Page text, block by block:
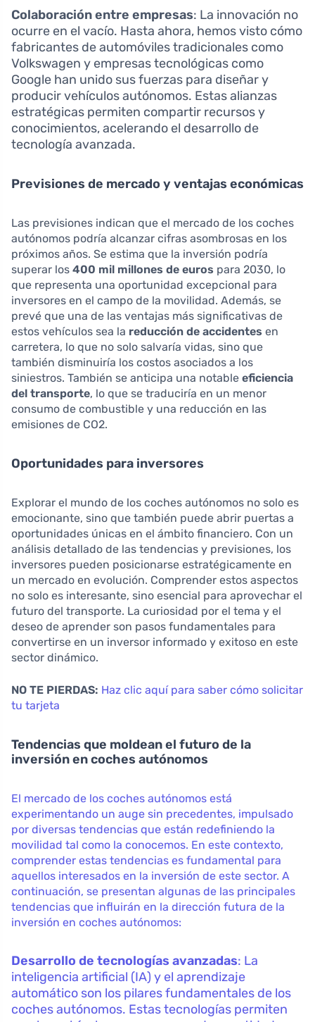
Colaboración entre empresas: La innovación no
ocurre en el vacío. Hasta ahora, hemos visto cómo
fabricantes de automóviles tradicionales como
Volkswagen y empresas tecnológicas como
Google han unido sus fuerzas para diseñar y
producir vehículos autónomos. Estas alianzas
estratégicas permiten compartir recursos y
conocimientos, acelerando el desarrollo de
tecnología avanzada.
Previsiones de mercado y ventajas económicas
Las previsiones indican que el mercado de los coches
autónomos podría alcanzar cifras asombrosas en los
próximos años. Se estima que la inversión podría
superar los 400 mil millones de euros para 2030, lo
que representa una oportunidad excepcional para
inversores en el campo de la movilidad. Además, se
prevé que una de las ventajas más significativas de
estos vehículos sea la reducción de accidentes en
carretera, lo que no solo salvaría vidas, sino que
también disminuiría los costos asociados a los
siniestros. También se anticipa una notable eficiencia
del transporte, lo que se traduciría en un menor
consumo de combustible y una reducción en las
emisiones de CO2.
Oportunidades para inversores
Explorar el mundo de los coches autónomos no solo es
emocionante, sino que también puede abrir puertas a
oportunidades únicas en el ámbito financiero. Con un
análisis detallado de las tendencias y previsiones, los
inversores pueden posicionarse estratégicamente en
un mercado en evolución. Comprender estos aspectos
no solo es interesante, sino esencial para aprovechar el
futuro del transporte. La curiosidad por el tema y el
deseo de aprender son pasos fundamentales para
convertirse en un inversor informado y exitoso en este
sector dinámico.
NO TE PIERDAS: Haz clic aquí para saber cómo solicitar
tu tarjeta
Tendencias que moldean el futuro de la
inversión en coches autónomos
El mercado de los coches autónomos está
experimentando un auge sin precedentes, impulsado
por diversas tendencias que están redefiniendo la
movilidad tal como la conocemos. En este contexto,
comprender estas tendencias es fundamental para
aquellos interesados en la inversión de este sector. A
continuación, se presentan algunas de las principales
tendencias que influirán en la dirección futura de la
inversión en coches autónomos:
Desarrollo de tecnologías avanzadas: La
inteligencia artificial (IA) y el aprendizaje
automático son los pilares fundamentales de los
coches autónomos. Estas tecnologías permiten